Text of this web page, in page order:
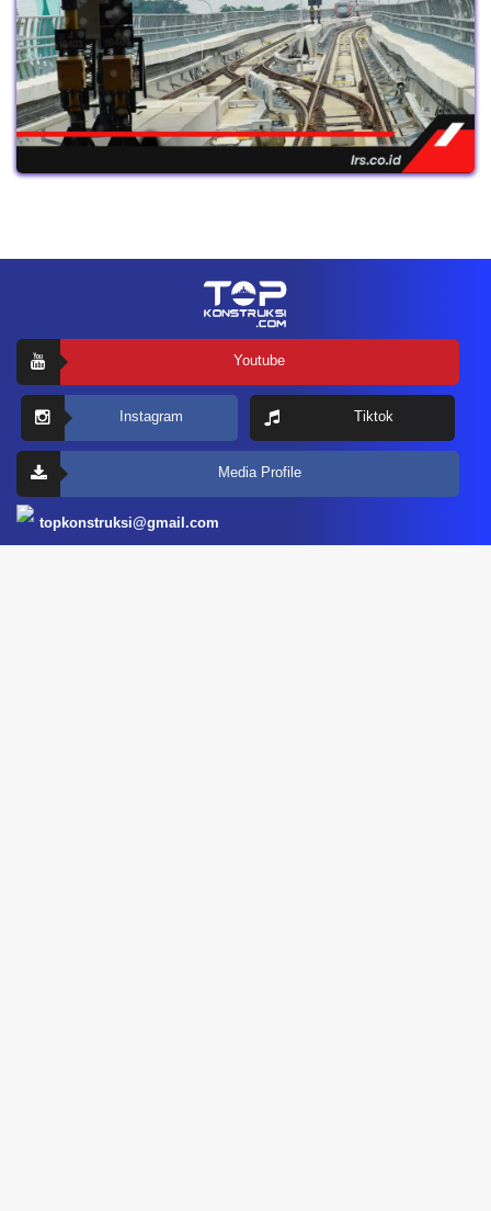
Youtube
Instagram Tiktok
Media Profile
topkonstruksi@gmail.com